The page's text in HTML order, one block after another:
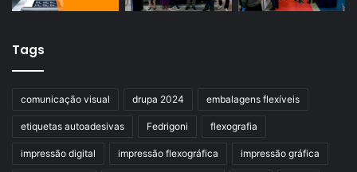
Tags
comunicação visual drupa 2024 embalagens flexíveis
etiquetas autoadesivas Fedrigoni flexografia
impressão digital impressão flexográfica impressão gráfica